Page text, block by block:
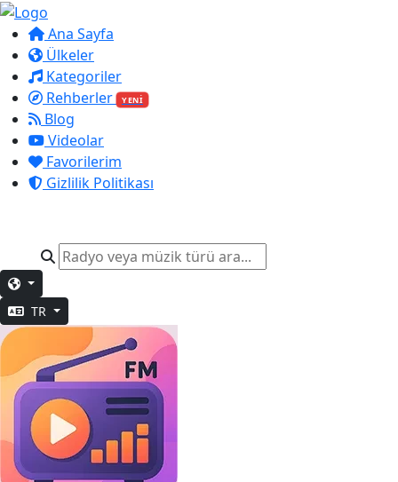
Ana Sayfa
Ülkeler
Kategoriler
Rehberler
YENİ
Blog
Videolar
Favorilerim
Gizlilik Politikası
TR